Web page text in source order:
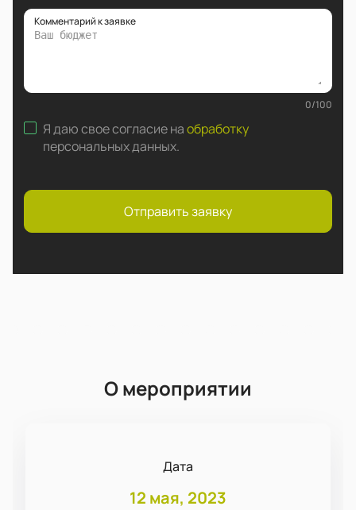
Комментарий к заявке
0/100
Я даю свое согласие наобработку
персональных данных.
Отправить заявку
О мероприятии
Дата
12 мая, 2023